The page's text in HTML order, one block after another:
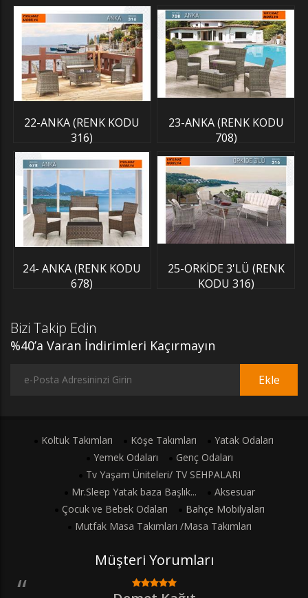
22-ANKA (RENK KODU
316)
23-ANKA (RENK KODU
708)
24- ANKA (RENK KODU
678)
25-ORKİDE 3'LÜ (RENK
KODU 316)
Bizi Takip Edin
%40’a Varan İndirimleri Kaçırmayın
Ekle
Koltuk Takımları Köşe Takımları
Yatak Odaları
Yemek Odaları
Genç Odaları
Tv Yaşam Üniteleri/ TV SEHPALARI
Mr.Sleep Yatak baza Başlık...
Aksesuar
Çocuk ve Bebek Odaları
Bahçe Mobilyaları
Mutfak Masa Takımları /Masa Takımları
Müşteri Yorumları